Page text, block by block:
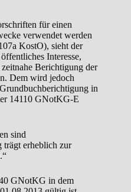
für einen
verwendet werden
KostO), sieht der
Interesse,
Berichtigung der
Dem wird jedoch
in
14110 GNotKG-E
sind
trägt erheblich zur
GNotKG in dem